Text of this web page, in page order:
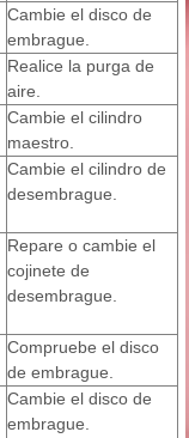
Cambie el disco de
embrague.
Realice la purga de
aire.
Cambie el cilindro
maestro.
Cambie el cilindro de
desembrague.
Repare o cambie el
cojinete de
desembrague.
Compruebe el disco
de embrague.
Cambie el disco de
embrague.